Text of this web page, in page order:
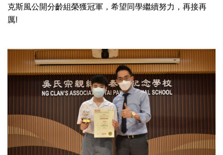
克斯風公開分齡組榮獲冠軍，希望同學繼續努力，再接再
厲!